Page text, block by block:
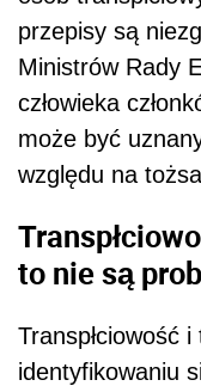
przepisy są
Ministrów Rady
człowieka
może być
względu na
to nie są
Transpłciowość
identyfikowaniu